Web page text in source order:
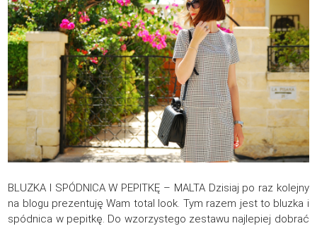
BLUZKA I SPÓDNICA W PEPITKĘ – MALTA Dzisiaj po raz kolejny
na blogu prezentuję Wam total look. Tym razem jest to bluzka i
spódnica w pepitkę. Do wzorzystego zestawu najlepiej dobrać